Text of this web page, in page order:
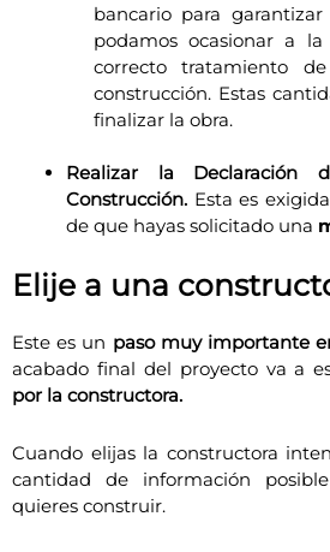
bancario para
podamos ocasionar a
correcto tratamiento
construcción. Estas
finalizar la obra.
Realizar la Declaración
Construcción. Esta es
de que hayas solicitado una
Elije a una
Este es un paso muy importante
acabado final del proyecto va a
por la constructora.
Cuando elijas la constructora
cantidad de información
quieres construir.